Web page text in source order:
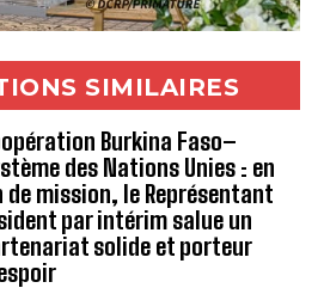
SIMILAIRES
Burkina Faso–
des Nations Unies : en
de mission, le Représentant
par intérim salue un
solide et porteur